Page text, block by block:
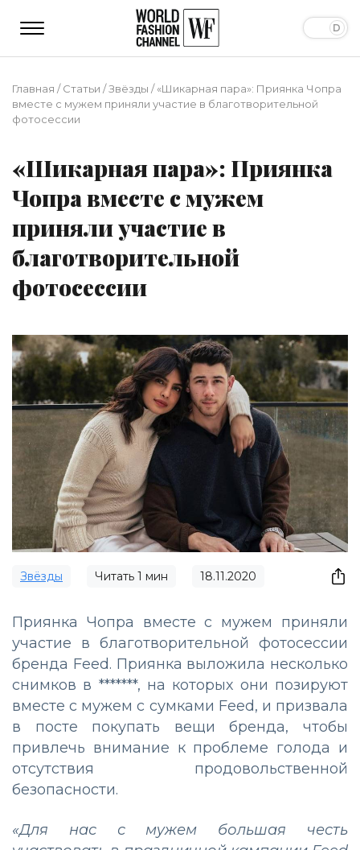
Главная /Статьи /Звёзды /«Шикарная пара»: Приянка Чопра
вместе с мужем приняли участие в благотворительной
фотосессии
«Шикарная пара»: Приянка
Чопра вместе с мужем
приняли участие в
благотворительной
фотосессии
Звёзды Читать 1 мин 18.11.2020
Приянка Чопра вместе с мужем приняли
участие в благотворительной фотосессии
бренда Feed. Приянка выложила несколько
снимков в *******, на которых они позируют
вместе с мужем с сумками Feed, и призвала
в посте покупать вещи бренда, чтобы
привлечь внимание к проблеме голода и
отсутствия продовольственной
безопасности.
«Для нас с мужем большая честь